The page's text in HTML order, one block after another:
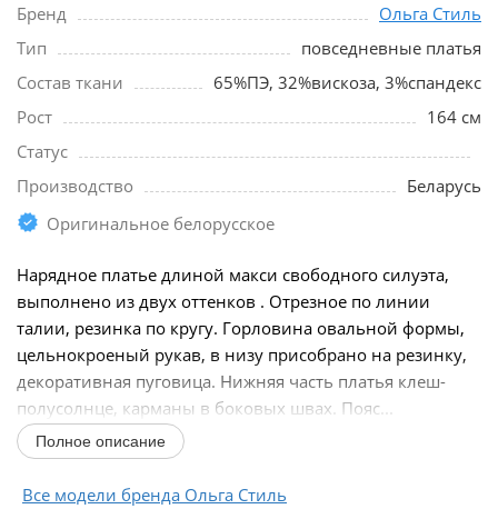
Бренд
Ольга Стиль
Тип
повседневные платья
Состав ткани
65%ПЭ, 32%вискоза, 3%спандекс
Рост
164 см
Статус
Производство
Беларусь
Оригинальное белорусское
Нарядное платье длиной макси свободного силуэта,
выполнено из двух оттенков . Отрезное по линии
талии, резинка по кругу. Горловина овальной формы,
цельнокроеный рукав, в низу присобрано на резинку,
декоративная пуговица. Нижняя часть платья клеш-
полусолнце, карманы в боковых швах. Пояс...
Полное описание
Все модели бренда Ольга Стиль